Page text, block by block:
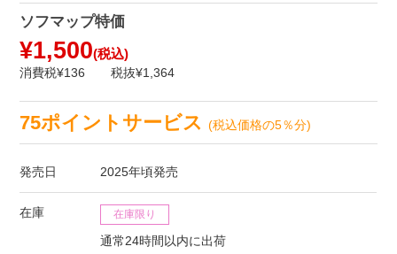
ソフマップ特価
¥1,500(税込)
消費税¥136 税抜¥1,364
75ポイントサービス(税込価格の5％分)
発売日 2025年頃発売
在庫 在庫限り
通常24時間以内に出荷